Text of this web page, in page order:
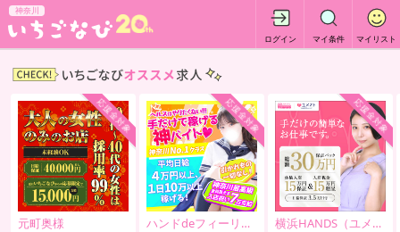
神奈川
ログイン マイ条件 マイリスト
応援金対象
元町奥様
応援金対象
ハンドdeフィーリングin横浜
応援金対象
横浜HANDS（ユメオト